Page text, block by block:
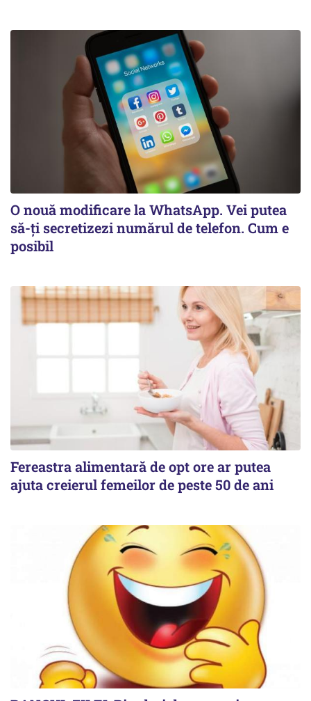
O nouă modificare la WhatsApp. Vei putea
să-ți secretizezi numărul de telefon. Cum e
posibil
Fereastra alimentară de opt ore ar putea
ajuta creierul femeilor de peste 50 de ani